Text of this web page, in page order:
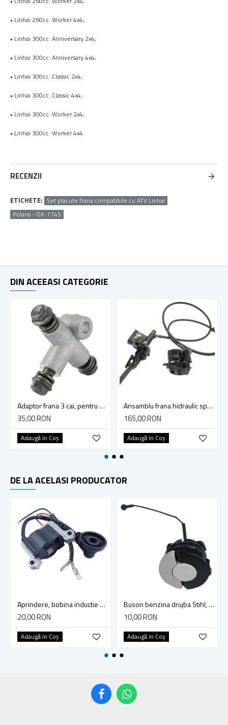
• Linhai 260cc: Worker 4x4;
• Linhai 300cc: Anniversary 2x4;
• Linhai 300cc: Anniversary 4x4;
• Linhai 300cc: Classic 2x4;
• Linhai 300cc: Classic 4x4;
• Linhai 300cc: Worker 2x4;
• Linhai 300cc: Worker 4x4.
RECENZII
ETICHETE: Set placute frana compatibile cu ATV Linhai
Polaris - OX-7745
DIN ACEEASI CATEGORIE
Adaptor frana 3 cai, pentru motocicleta ATV Dirt Bike
35,00 RON
Adaugă în Coş
Ansamblu frana hidraulic spate ATV 50cc, 90cc, 107cc, 110cc
165,00 RON
Adaugă în Coş
DE LA ACELASI PRODUCATOR
Aprindere, bobina inductie motocoasa chinezeasca TL43 TL 52, Ruris Dac 210, Dac 310
20,00 RON
Adaugă în Coş
Buson benzina drujba Stihl, model cu clapeta
10,00 RON
Adaugă în Coş